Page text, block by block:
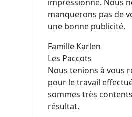
impressionné. Nous
manquerons pas de
une bonne publicité.
Famille Karlen
Les Paccots
Nous tenions à vous
pour le travail
sommes très
résultat.